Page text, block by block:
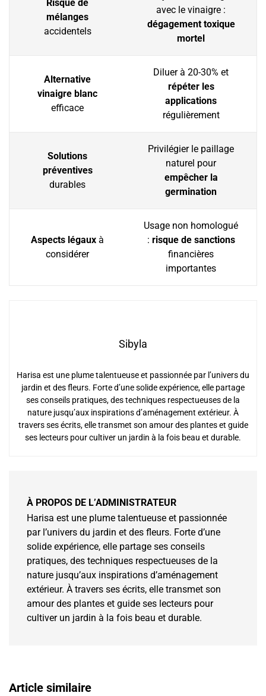
Risque de
mélanges
accidentels
avec le vinaigre :
dégagement toxique
mortel
Alternative
vinaigre blanc
efficace
Diluer à 20-30% et
répéter les
applications
régulièrement
Solutions
préventives
durables
Privilégier le paillage
naturel pour
empêcher la
germination
Aspects légaux à
considérer
Usage non homologué
: risque de sanctions
financières
importantes
Sibyla
Harisa est une plume talentueuse et passionnée par l’univers du
jardin et des fleurs. Forte d’une solide expérience, elle partage
ses conseils pratiques, des techniques respectueuses de la
nature jusqu’aux inspirations d’aménagement extérieur. À
travers ses écrits, elle transmet son amour des plantes et guide
ses lecteurs pour cultiver un jardin à la fois beau et durable.
À PROPOS DE L’ADMINISTRATEUR
Harisa est une plume talentueuse et passionnée
par l’univers du jardin et des fleurs. Forte d’une
solide expérience, elle partage ses conseils
pratiques, des techniques respectueuses de la
nature jusqu’aux inspirations d’aménagement
extérieur. À travers ses écrits, elle transmet son
amour des plantes et guide ses lecteurs pour
cultiver un jardin à la fois beau et durable.
Article similaire